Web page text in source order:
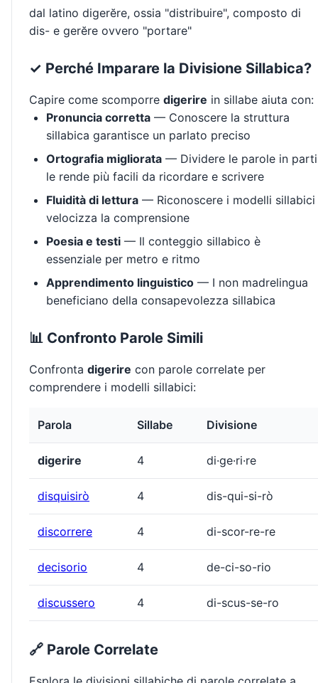
dal latino digerĕre, ossia "distribuire", composto di
dis- e gerĕre ovvero "portare"
✓ Perché Imparare la Divisione Sillabica?
Capire come scomporre digerire in sillabe aiuta con:
Pronuncia corretta — Conoscere la struttura
sillabica garantisce un parlato preciso
Ortografia migliorata — Dividere le parole in parti
le rende più facili da ricordare e scrivere
Fluidità di lettura — Riconoscere i modelli sillabici
velocizza la comprensione
Poesia e testi — Il conteggio sillabico è
essenziale per metro e ritmo
Apprendimento linguistico — I non madrelingua
beneficiano della consapevolezza sillabica
📊 Confronto Parole Simili
Confronta digerire con parole correlate per
comprendere i modelli sillabici:
Parola Sillabe Divisione
digerire 4 di·ge·ri·re
disquisirò 4 dis-qui-si-rò
discorrere 4 di-scor-re-re
decisorio 4 de-ci-so-rio
discussero 4 di-scus-se-ro
🔗 Parole Correlate